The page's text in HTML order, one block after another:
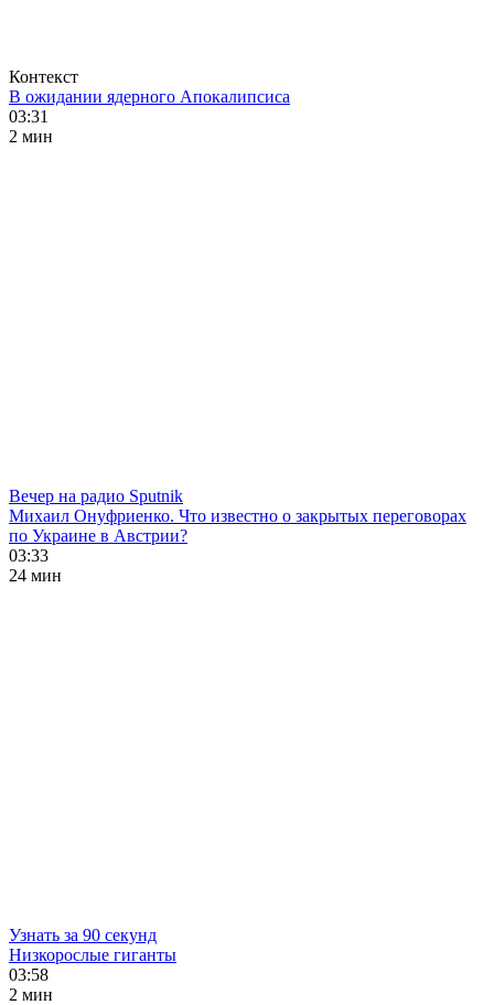
Контекст
В ожидании ядерного Апокалипсиса
03:31
2 мин
Вечер на радио Sputnik
Михаил Онуфриенко. Что известно о закрытых переговорах
по Украине в Австрии?
03:33
24 мин
Узнать за 90 секунд
Низкорослые гиганты
03:58
2 мин